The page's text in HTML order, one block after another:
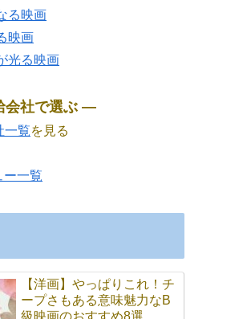
る映画
映画
光る映画
会社で選ぶ ―
一覧を見る
ー一覧
【洋画】やっぱりこれ！チ
ープさもある意味魅力なB
級映画のおすすめ8選